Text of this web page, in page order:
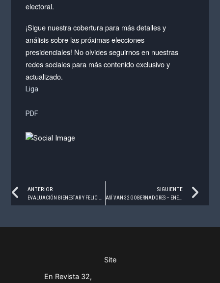
electoral.
¡Sigue nuestra cobertura para más detalles y
análisis sobre las próximas elecciones
presidenciales! No olvides seguirnos en nuestras
redes sociales para más contenido exclusivo y
actualizado.
Liga
PDF
Prev
ANTERIOR SIGUIENTE
ASÍ VAN 32 GOBERNADORES – ENERO 2024
Site
En Revista 32,